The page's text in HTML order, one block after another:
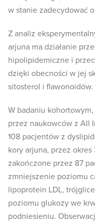
w stanie zadecydować
Z analiz
arjuna ma działanie
hipolipidemiczne i
dzięki obecności w jej
sitosterol i flawonoidów.
W badaniu
przez naukowców z All
108 pacjentów z
kory arjuna, przez
zakończone przez 87
zmniejszenie poziomu
lipoprotein LDL,
poziomu glukozy we
podniesieniu.